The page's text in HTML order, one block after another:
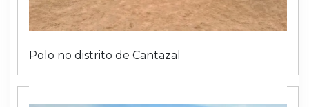
Polo no distrito de Cantazal